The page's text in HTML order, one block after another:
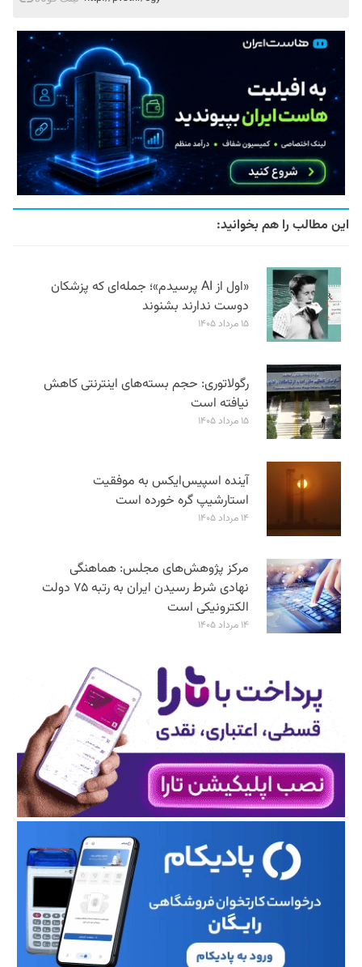
این مطالب را هم بخوانید:
«اول از AI پرسیدم»؛ جمله‌ای که پزشکان
دوست ندارند بشنوند
۱۵ مرداد ۱۴۰۵
رگولاتوری: حجم بسته‌های اینترنتی کاهش
نیافته است
۱۵ مرداد ۱۴۰۵
آینده اسپیس‌ایکس به موفقیت
استارشیپ گره خورده است
۱۴ مرداد ۱۴۰۵
مرکز پژوهش‌های مجلس: هماهنگی
نهادی شرط رسیدن ایران به رتبه ۷۵ دولت
الکترونیکی است
۱۴ مرداد ۱۴۰۵